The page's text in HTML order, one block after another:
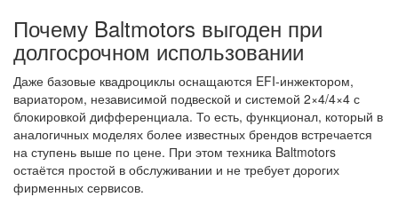
Почему Baltmotors выгоден при
долгосрочном использовании
Даже базовые квадроциклы оснащаются EFI-инжектором,
вариатором, независимой подвеской и системой 2×4/4×4 с
блокировкой дифференциала. То есть, функционал, который в
аналогичных моделях более известных брендов встречается
на ступень выше по цене. При этом техника Baltmotors
остаётся простой в обслуживании и не требует дорогих
фирменных сервисов.